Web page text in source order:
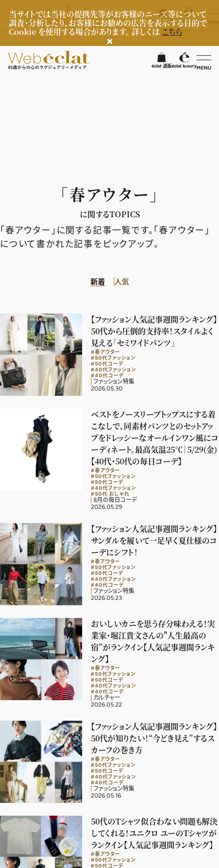
当サイトでは当社の提携先等がお客様のニーズ等について
調査・分析したり、お客様にお勧めの広告を表示する目的で
Cookie を使用する場合があります。 詳しくはこちら
éclat 通販éclat luxuryMENU検
50代なに着てる？
エイジングケア
50代ベストコスメ
ヘルスケアTOPICS
ストレッチ・エクササイズ
ライフスタイル
ゴルフ
50代のお悩み
エクラ 華組メンバー一覧
チームJマダム
チームJマダムランキング
イヴルルド遙華の12星座占い
スペシャル占い
試し読み
エクラ通販
エクラプレミアムNEWS
通販ランキング
デジタルカタログ
エクラプレミアム通販
from編集部
インフォメーション
MAGAZINE
2026年9月号
最新号試し読み
定期購読
デジタル版
購入
SHOPPING
エクラプレミアム通販
売れ筋ランキング
エクラ掲載品
エクラ限定アイテム
イーバイエクラ
FOLLOW US
éclat 通販éclat luxury
「春アウター」
に関するTOPICS
「春アウター」に関する記事一覧です。「春アウター」
について書かれた記事をピックアップ。
新着 人気
【ファッション人気記事週間ランキング】
50代から圧倒的支持率！スタイルよく
見える「セミワイドパンツ」
#春アウター
#50代ファッション
#50代コーデ
#40代ファッション
#40代コーデ
ファッション特集
2026.05.30
ベストをノースリーブトップスにする着
こなしで、同素材パンツとのセットアッ
プをドレッシーなオールインワン風にコ
ーディネート。最高気温25℃｜5/29(金)
【40代・50代の毎日コーデ】
#春アウター
#50代ファッション
#50代コーデ
#40代ファッション
#50代 おしゃれ
8月の毎日コーデ
2026.05.29
【ファッション人気記事週間ランキング】
サンダルを履いて一足早く夏仕様のコ
ーデにシフト！
#春アウター
#50代ファッション
#50代コーデ
#40代ファッション
#40代コーデ
ファッション特集
2026.05.23
おいしいカニを思う存分味わえる！実
業家・堀江貴文さんの"人生最高の
宿”がランクイン【人気記事週間ランキ
ング】
#春アウター
#50代ファッション
#50代コーデ
#40代ファッション
#40代コーデ
カルチャー
2026.05.22
【ファッション人気記事週間ランキング】
50代が知りたい！“今どき見え”するス
カーフの巻き方
#春アウター
#50代ファッション
#50代コーデ
#40代ファッション
#40代コーデ
ファッション特集
2026.05.16
50代のTシャツ似合わない問題も解決
してくれる！ユニクロ ユーのTシャツが
ランクイン【人気記事週間ランキング】
#春アウター
#50代ファッション
#50代コーデ